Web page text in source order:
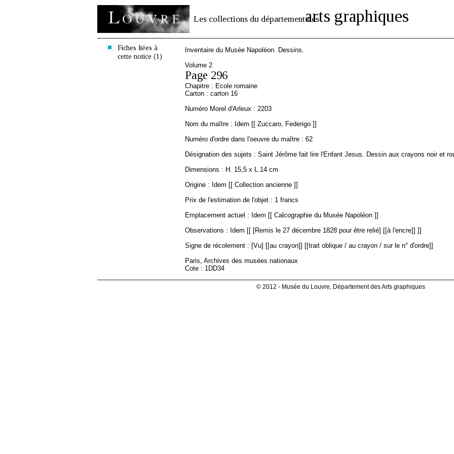
Les collections du département desarts graphiques
Fiches liées à
cette notice (1)
Inventaire du Musée Napoléon. Dessins.
Volume 2
Page 296
Chapitre : Ecole romaine
Carton : carton 16
Numéro Morel d'Arleux : 2203
Nom du maître : Idem [[ Zuccaro, Federigo ]]
Numéro d'ordre dans l'oeuvre du maître : 62
Désignation des sujets : Saint Jérôme fait lire l'Enfant Jesus. Dessin aux crayons noir et
Dimensions : H. 15,5 x L.14 cm
Origine : Idem [[ Collection ancienne ]]
Prix de l'estimation de l'objet : 1 francs
Emplacement actuel : Idem [[ Calcographie du Musée Napoléon ]]
Observations : Idem [[ [Remis le 27 décembre 1828 pour être relié] [[à l'encre]] ]]
Signe de récolement : [Vu] [[au crayon]] [[trait oblique / au crayon / sur le n° d'ordre]]
Paris, Archives des musées nationaux
Cote : 1DD34
© 2012 - Musée du Louvre, Département des Arts graphiques